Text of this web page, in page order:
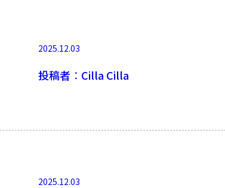
2025.12.03
投稿者︰Cilla Cilla
2025.12.03